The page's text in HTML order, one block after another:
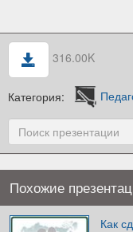
316.00K
Категория:
Похожие
Как